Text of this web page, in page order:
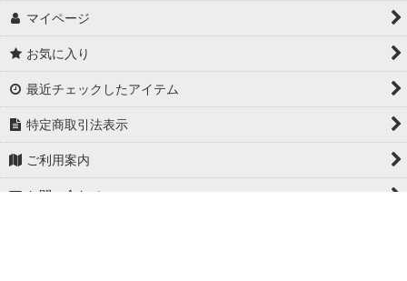
マイページ
お気に入り
最近チェックしたアイテム
特定商取引法表示
ご利用案内
お問い合わせ